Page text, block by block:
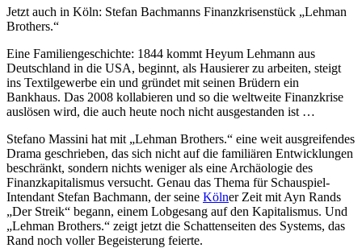
Jetzt auch in Köln: Stefan Bachmanns Finanzkrisenstück „Lehman
Brothers.“
Eine Familiengeschichte: 1844 kommt Heyum Lehmann aus
Deutschland in die USA, beginnt, als Hausierer zu arbeiten, steigt
ins Textilgewerbe ein und gründet mit seinen Brüdern ein
Bankhaus. Das 2008 kollabieren und so die weltweite Finanzkrise
auslösen wird, die auch heute noch nicht ausgestanden ist …
Stefano Massini hat mit „Lehman Brothers.“ eine weit ausgreifendes
Drama geschrieben, das sich nicht auf die familiären Entwicklungen
beschränkt, sondern nichts weniger als eine Archäologie des
Finanzkapitalismus versucht. Genau das Thema für Schauspiel-
Intendant Stefan Bachmann, der seine Kölner Zeit mit Ayn Rands
„Der Streik“ begann, einem Lobgesang auf den Kapitalismus. Und
„Lehman Brothers.“ zeigt jetzt die Schattenseiten des Systems, das
Rand noch voller Begeisterung feierte.